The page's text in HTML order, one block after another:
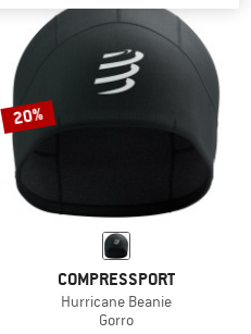
20%
COMPRESSPORT
Hurricane Beanie
Gorro